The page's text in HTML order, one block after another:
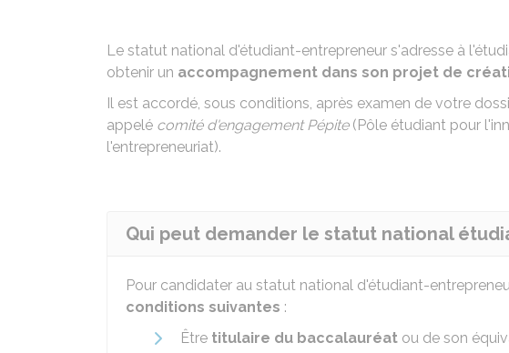
Le statut national d'étudiant-entrepreneur s'adresse à
obtenir un accompagnement dans son projet de
Il est accordé, sous conditions, après examen de votre
appelé comité d'engagement Pépite(Pôle étudiant pour
l'entrepreneuriat).
Qui peut demander le statut national
Pour candidater au statut national d'étudiant-
conditions suivantes :
Être titulaire du baccalauréat ou de son